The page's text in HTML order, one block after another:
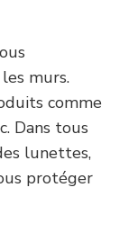
murs.
comme
Dans tous
lunettes,
protéger